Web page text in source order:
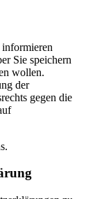
Sie speichern
wollen.
der
gegen die